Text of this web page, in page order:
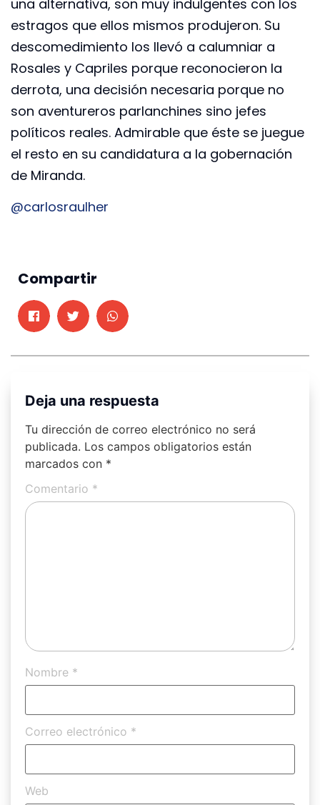
una alternativa, son muy indulgentes con los
estragos que ellos mismos produjeron. Su
descomedimiento los llevó a calumniar a
Rosales y Capriles porque reconocieron la
derrota, una decisión necesaria porque no
son aventureros parlanchines sino jefes
políticos reales. Admirable que éste se juegue
el resto en su candidatura a la gobernación
de Miranda.
@carlosraulher
Compartir
Deja una respuesta
Tu dirección de correo electrónico no será
publicada. Los campos obligatorios están
marcados con *
Comentario *
Nombre *
Correo electrónico *
Web